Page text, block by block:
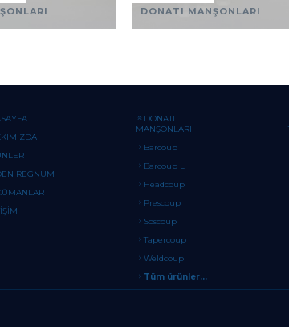
DONATI MANŞONLARI
REGNUM
DONATI
MANŞONLARI
Barcoup
Barcoup L
Headcoup
Prescoup
Soscoup
Tapercoup
Weldcoup
Tüm ürünler...